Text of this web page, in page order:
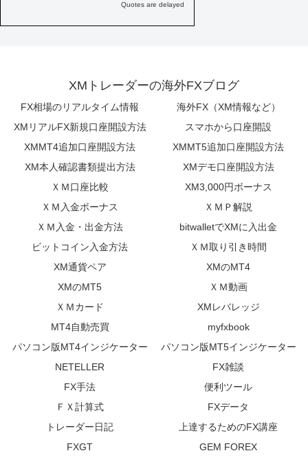
XMトレーダーの海外FXブログ
FX相場のリアルタイム情報
海外FX（XM情報など）
XMリアルFX新規口座開設方法
スマホから口座開設
XMMT4追加口座開設方法
XMMT5追加口座開設方法
XM本人確認書類提出方法
XMデモ口座開設方法
ＸＭ口座比較
XM3,000円ボーナス
ＸＭ入金ボーナス
ＸＭＰ解説
ＸＭ入金・出金方法
bitwalletでXMに入出金
ビットコイン入金方法
ＸＭ取り引き時間
XM通貨ペア
XMのMT4
XMのMT5
ＸＭ動画
ＸＭカード
XMレバレッジ
MT4自動売買
myfxbook
パソコン版MT4インジケーター
パソコン版MT5インジケーター
NETELLER
FX雑談
FX手法
便利ツール
ＦＸ計算式
FXデータ
トレーダー日記
上達するためのFX講座
FXGT
GEM FOREX